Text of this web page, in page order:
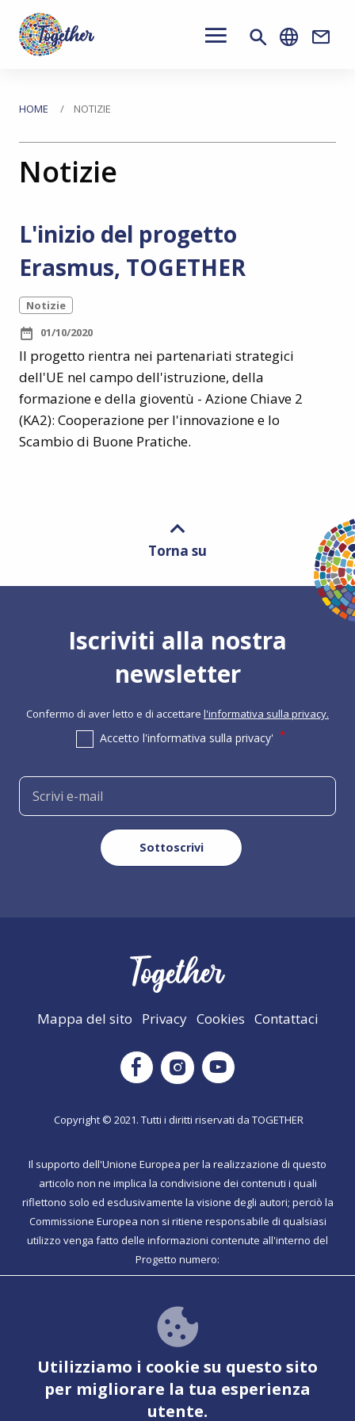
principale
navigation
Tu
sei
qui
HOME NOTIZIE
Notizie
L'inizio del progetto
Erasmus, TOGETHER
Notizie
01/10/2020
Il progetto rientra nei partenariati strategici
dell'UE nel campo dell'istruzione, della
formazione e della gioventù - Azione Chiave 2
(KA2): Cooperazione per l'innovazione e lo
Scambio di Buone Pratiche.
Torna su
Iscriviti alla nostra
newsletter
Confermo di aver letto e di accettare l'informativa sulla privacy.
Accetto l'informativa sulla privacy'
Mappa del sito Privacy Cookies Contattaci
FacebookInstagramYoutube
Copyright © 2021. Tutti i diritti riservati da TOGETHER
Il supporto dell'Unione Europea per la realizzazione di questo
articolo non ne implica la condivisione dei contenuti i quali
riflettono solo ed esclusivamente la visione degli autori; perciò la
Commissione Europea non si ritiene responsabile di qualsiasi
utilizzo venga fatto delle informazioni contenute all'interno del
Progetto numero:
Together ha funzionalità PWA per ulteriori informazioni
Vedere per le istruzioni
Utilizziamo i cookie su questo sito
per migliorare la tua esperienza
utente.